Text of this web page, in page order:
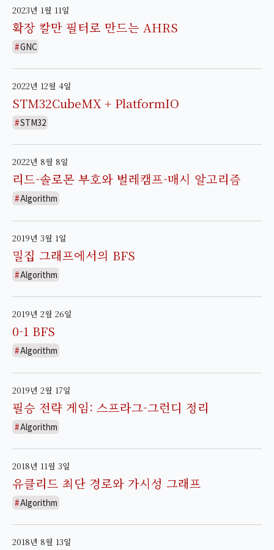
2023년 1월 11일
확장 칼만 필터로 만드는 AHRS
GNC
2022년 12월 4일
STM32CubeMX + PlatformIO
STM32
2022년 8월 8일
리드-솔로몬 부호와 벌레캠프-매시 알고리즘
Algorithm
2019년 3월 1일
밀집 그래프에서의 BFS
Algorithm
2019년 2월 26일
0-1 BFS
Algorithm
2019년 2월 17일
필승 전략 게임: 스프라그-그런디 정리
Algorithm
2018년 11월 3일
유클리드 최단 경로와 가시성 그래프
Algorithm
2018년 8월 13일